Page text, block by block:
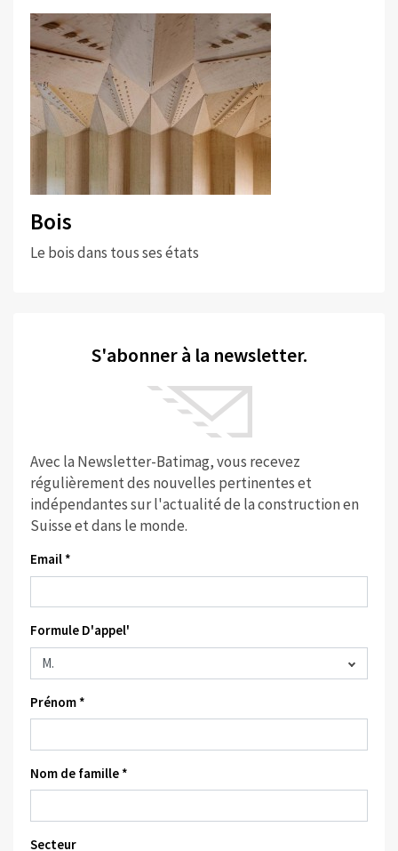
Bois
Le bois dans tous ses états
S'abonner à la newsletter.
Avec la Newsletter-Batimag, vous recevez
régulièrement des nouvelles pertinentes et
indépendantes sur l'actualité de la construction en
Suisse et dans le monde.
Email *
Formule D'appel'
Prénom *
Nom de famille *
Secteur